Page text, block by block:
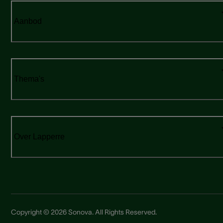
Aanbod
Thema's
Over Lapperre
Copyright © 2026 Sonova. All Rights Reserved.